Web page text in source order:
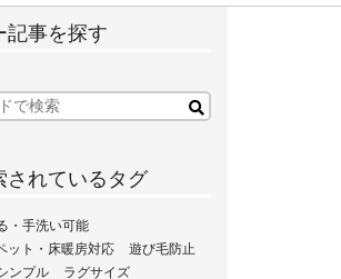
記事を探す
されているタグ
・手洗い可能
ット・床暖房対応
遊び毛防止
ンプル ラグサイズ